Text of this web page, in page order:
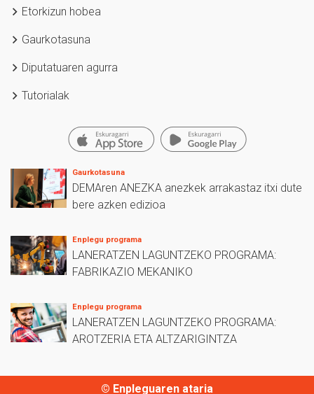
Etorkizun hobea
Gaurkotasuna
Diputatuaren agurra
Tutorialak
Gaurkotasuna
DEMAren ANEZKA anezkek arrakastaz itxi dute
bere azken edizioa
Enplegu programa
LANERATZEN LAGUNTZEKO PROGRAMA:
FABRIKAZIO MEKANIKO
Enplegu programa
LANERATZEN LAGUNTZEKO PROGRAMA:
AROTZERIA ETA ALTZARIGINTZA
© Enpleguaren ataria